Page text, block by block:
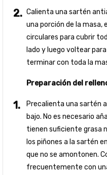
Calienta una sartén
una porción de la
circulares para cubrir
lado y luego voltear
terminar con toda la
Preparación del
Precalienta una sartén
bajo. No es necesario
tienen suficiente grasa
los piñones a la sartén
que no se amontonen.
frecuentemente con